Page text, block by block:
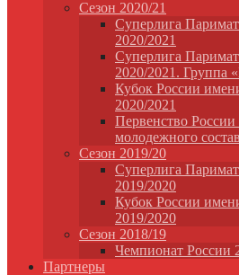
Сезон 2020/21
Суперлига
2020/2021
Суперлига
2020/2021. Группа
Кубок России
2020/2021
Первенство России
молодежного
Сезон 2019/20
Суперлига
2019/2020
Кубок России
2019/2020
Сезон 2018/19
Чемпионат России
Партнеры